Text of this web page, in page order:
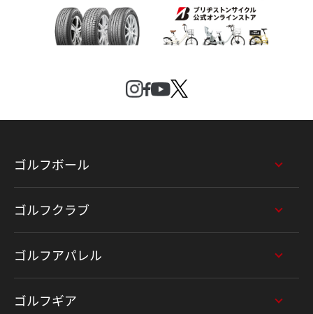
ゴルフボール
ゴルフクラブ
ゴルフアパレル
ゴルフギア